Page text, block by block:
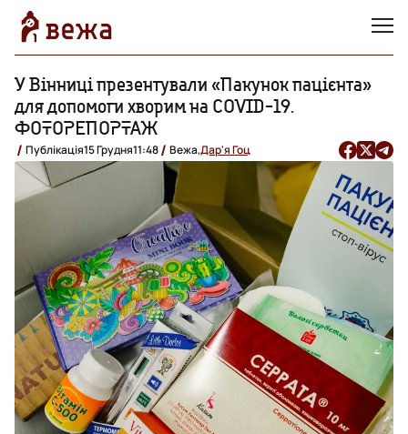
У Вінниці презентували «Пакунок пацієнта»
для допомоги хворим на COVID-19.
ФОТОРЕПОРТАЖ
Публікація15 Грудня11:48 Вежа,Дар'я Гоц